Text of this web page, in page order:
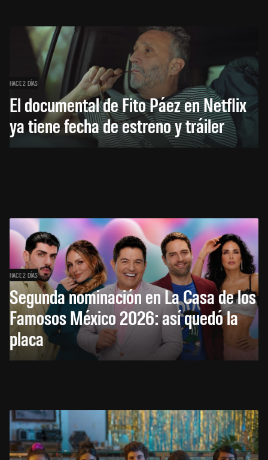
HACE 2 DÍAS
El documental de Fito Páez en Netflix
ya tiene fecha de estreno y tráiler
HACE 2 DÍAS
Segunda nominación en La Casa de los
Famosos México 2026: así quedó la
placa